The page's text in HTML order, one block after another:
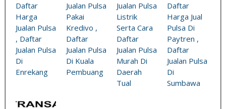
Daftar
Harga
Jualan Pulsa
, Daftar
Jualan Pulsa
Di
Enrekang
Jualan Pulsa
Pakai
Kredivo ,
Daftar
Jualan Pulsa
Di Kuala
Pembuang
Jualan Pulsa
Listrik
Serta Cara
Daftar
Jualan Pulsa
Murah Di
Daerah
Tual
Daftar
Harga Jual
Pulsa Di
Paytren ,
Daftar
Jualan Pulsa
Di
Sumbawa